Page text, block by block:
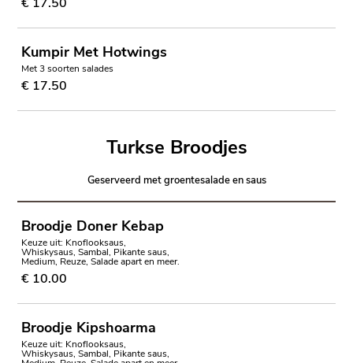
Kumpir Met Hotwings
Met 3 soorten salades
€ 17.50
Turkse Broodjes
Geserveerd met groentesalade en saus
Broodje Doner Kebap
Keuze uit: Knoflooksaus,
Whiskysaus, Sambal, Pikante saus,
Medium, Reuze, Salade apart en meer.
€ 10.00
Broodje Kipshoarma
Keuze uit: Knoflooksaus,
Whiskysaus, Sambal, Pikante saus,